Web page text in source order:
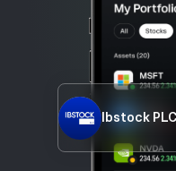
Ibstock PLC